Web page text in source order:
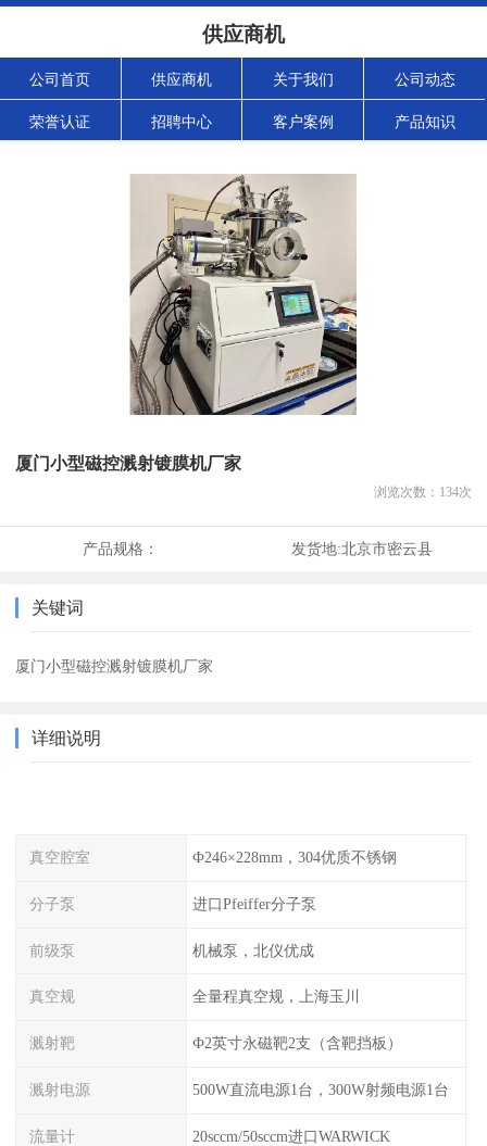
供应商机
公司首页 供应商机 关于我们 公司动态
荣誉认证 招聘中心 客户案例 产品知识
厦门小型磁控溅射镀膜机厂家
浏览次数： 134次
产品规格： 发货地:北京市密云县
关键词
厦门小型磁控溅射镀膜机厂家
详细说明
真空腔室 Ф246×228mm，304优质不锈钢
分子泵 进口Pfeiffer分子泵
前级泵 机械泵，北仪优成
真空规 全量程真空规，上海玉川
溅射靶 Ф2英寸永磁靶2支（含靶挡板）
溅射电源 500W直流电源1台，300W射频电源1台
流量计 20sccm/50sccm进口WARWICK